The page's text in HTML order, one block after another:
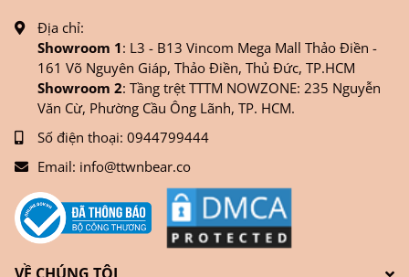
Địa chỉ:
Showroom 1: L3 - B13 Vincom Mega Mall Thảo Điền -
161 Võ Nguyên Giáp, Thảo Điền, Thủ Đức, TP.HCM
Showroom 2: Tầng trệt TTTM NOWZONE: 235 Nguyễn
Văn Cừ, Phường Cầu Ông Lãnh, TP. HCM.
Số điện thoại: 0944799444
Email: info@ttwnbear.co